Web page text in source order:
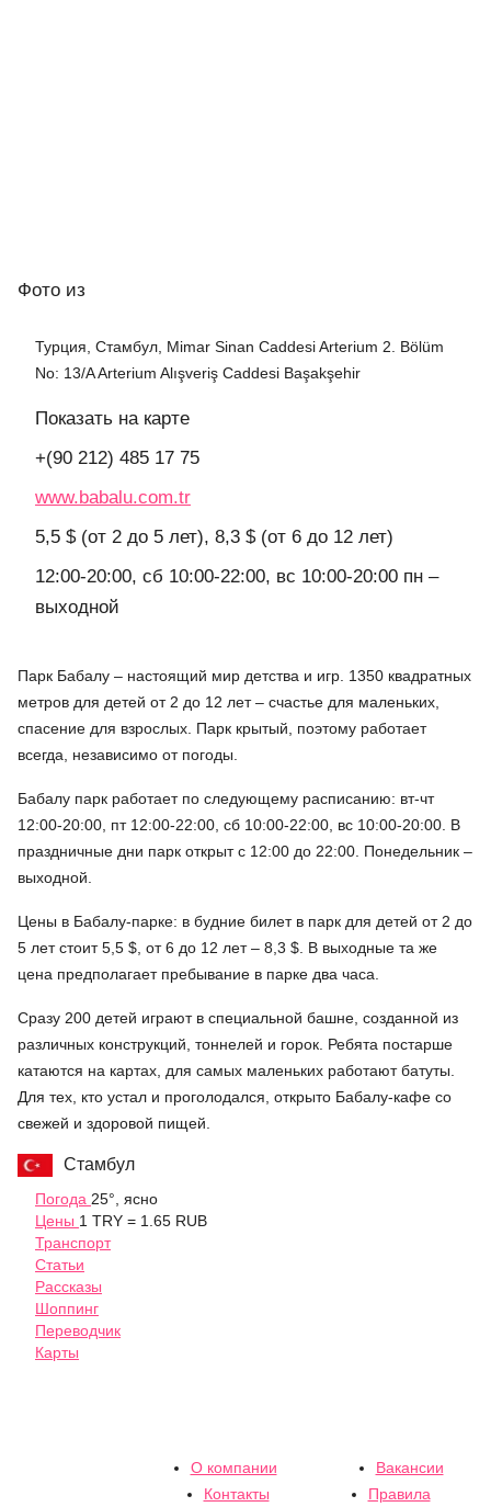
Фото из
Турция, Стамбул, Mimar Sinan Caddesi Arterium 2. Bölüm
No: 13/A Arterium Alışveriş Caddesi Başakşehir
Показать на карте
+(90 212) 485 17 75
www.babalu.com.tr
5,5 $ (от 2 до 5 лет), 8,3 $ (от 6 до 12 лет)
12:00-20:00, сб 10:00-22:00, вс 10:00-20:00 пн –
выходной
Парк Бабалу – настоящий мир детства и игр. 1350 квадратных
метров для детей от 2 до 12 лет – счастье для маленьких,
спасение для взрослых. Парк крытый, поэтому работает
всегда, независимо от погоды.
Бабалу парк работает по следующему расписанию: вт-чт
12:00-20:00, пт 12:00-22:00, сб 10:00-22:00, вс 10:00-20:00. В
праздничные дни парк открыт с 12:00 до 22:00. Понедельник –
выходной.
Цены в Бабалу-парке: в будние билет в парк для детей от 2 до
5 лет стоит 5,5 $, от 6 до 12 лет – 8,3 $. В выходные та же
цена предполагает пребывание в парке два часа.
Сразу 200 детей играют в специальной башне, созданной из
различных конструкций, тоннелей и горок. Ребята постарше
катаются на картах, для самых маленьких работают батуты.
Для тех, кто устал и проголодался, открыто Бабалу-кафе со
свежей и здоровой пищей.
Стамбул
Погода 25°, ясно
Цены 1 TRY = 1.65 RUB
Транспорт
Статьи
Рассказы
Шоппинг
Переводчик
Карты
О компании
Вакансии
Контакты
Правила